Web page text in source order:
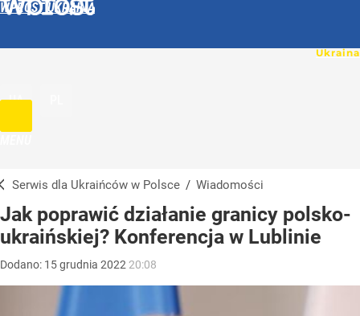
WPROST UKRAINA
UA
Serwis dla Ukraińców w Polsce / Wiadomości
Jak poprawić działanie granicy polsko-
ukraińskiej? Konferencja w Lublinie
Dodano: 15grudnia 2022 20:08